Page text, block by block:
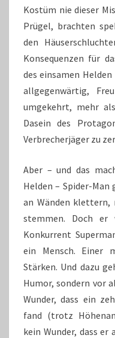
Kostüm nie dieser
Prügel, brachten
den
Konsequenzen für
des einsamen
allgegenwärtig,
umgekehrt, mehr
Dasein des
Verbrecherjäger zu
Aber – und das
Helden – Spider-
an Wänden klettern,
stemmen. Doch
Konkurrent
ein Mensch. Einer
Stärken. Und dazu
Humor, sondern vor
Wunder, dass ein
fand (trotz
kein Wunder, dass